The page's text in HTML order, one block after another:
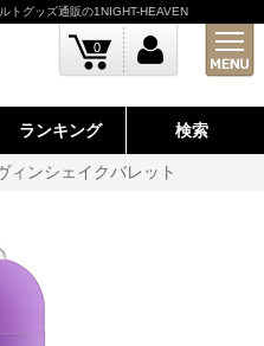
トグッズ通販の1NIGHT-HEAVEN
0
ランキング 検索
ィンシェイクバレット